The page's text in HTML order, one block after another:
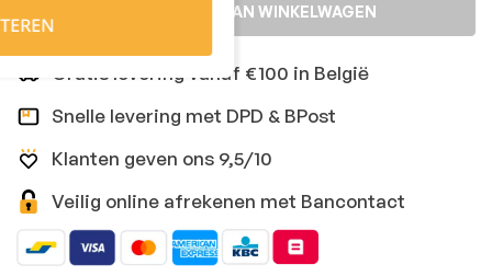
TOEVOEGEN AAN WINKELWAGEN
Gratis levering vanaf €100 in België
Snelle levering met DPD & BPost
Klanten geven ons 9,5/10
Veilig online afrekenen met Bancontact